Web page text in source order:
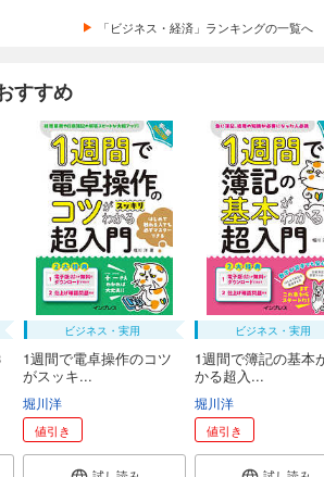
「ビジネス・経済」ランキングの一覧へ
すすめ
ビジネス・実用
1週間で電卓操作のコツ
がスッキ...
堀川洋
値引き
ビジネス・実用
1週間で簿記の基本
かる超入...
堀川洋
値引き